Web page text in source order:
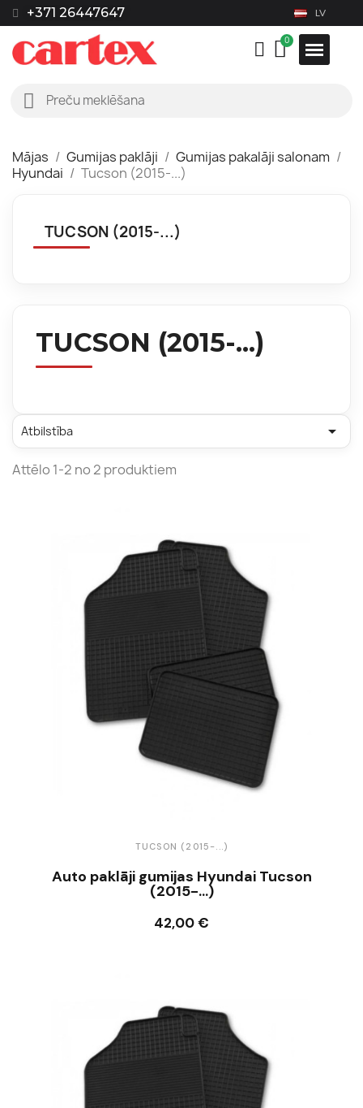
+371 26447647 LV
Mājas Gumijas paklāji
Gumijas pakalāji salonam
Hyundai
Tucson (2015-...)
TUCSON (2015-...)
TUCSON (2015-...)
Atbilstība 
Attēlo 1-2 no 2 produktiem
TUCSON (2015-...)
Auto paklāji gumijas Hyundai Tucson
(2015-...)
42,00 €
Ielikt grozā